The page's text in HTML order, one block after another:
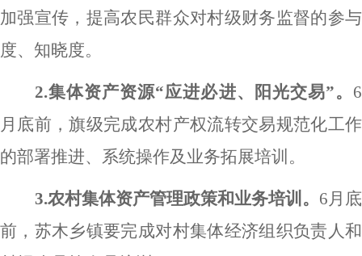
加强宣传，提高农民群众对村级财务监督的参与
度、知晓度。
2.集体资产资源“应进必进、阳光交易”。 6
月底前，旗级完成农村产权流转交易规范化工作
的部署推进、系统操作及业务拓展培训。
3.农村集体资产管理政策和业务培训。 6月底
前，苏木乡镇要完成对村集体经济组织负责人和